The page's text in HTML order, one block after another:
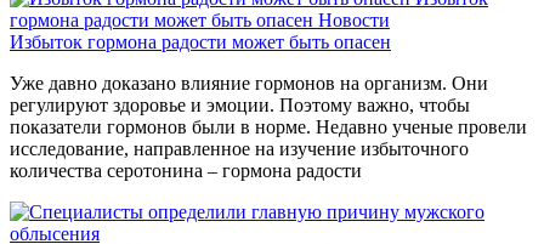
гормона радости может быть опасен Новости
Избыток гормона радости может быть опасен
Уже давно доказано влияние гормонов на организм. Они
регулируют здоровье и эмоции. Поэтому важно, чтобы
показатели гормонов были в норме. Недавно ученые провели
исследование, направленное на изучение избыточного
количества серотонина – гормона радости